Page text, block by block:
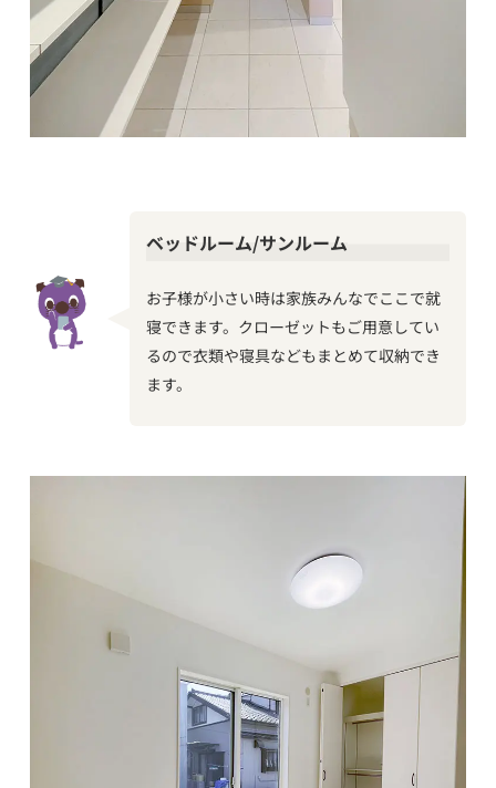
ベッドルーム/サンルーム
お子様が小さい時は家族みんなでここで就
寝できます。クローゼットもご用意してい
るので衣類や寝具などもまとめて収納でき
ます。